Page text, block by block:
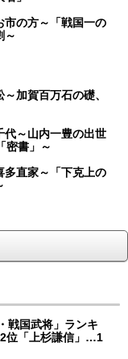
市の方～「戦国一の
～
～加賀百万石の礎、
代～山内一豊の出世
密書」～
多直家～「下克上の
戦国武将」ランキ
位「上杉謙信」…1